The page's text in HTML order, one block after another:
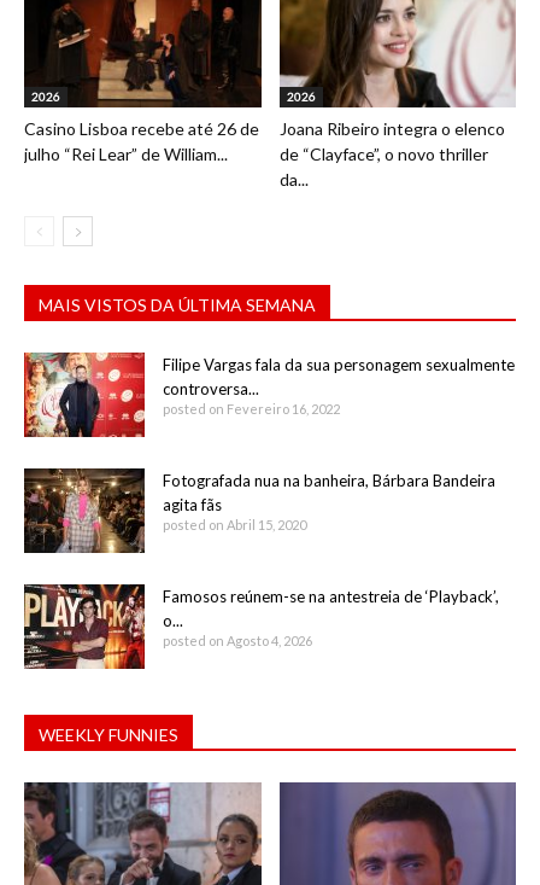
2026
Casino Lisboa recebe até 26 de
julho “Rei Lear” de William...
2026
Joana Ribeiro integra o elenco
de “Clayface”, o novo thriller
da...
MAIS VISTOS DA ÚLTIMA SEMANA
Filipe Vargas fala da sua personagem sexualmente
controversa...
posted on Fevereiro 16, 2022
Fotografada nua na banheira, Bárbara Bandeira
agita fãs
posted on Abril 15, 2020
Famosos reúnem-se na antestreia de ‘Playback’,
o...
posted on Agosto 4, 2026
WEEKLY FUNNIES